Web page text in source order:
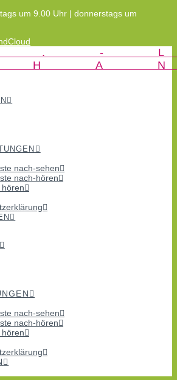
um 9.00 Uhr | donnerstags um
nach-sehen
nach-hören
nach-sehen
nach-hören